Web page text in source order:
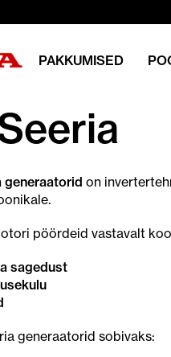
PAKKUMISED
generaatorid on
pöördeid vastavalt
sagedust
generaatorid sobivaks: